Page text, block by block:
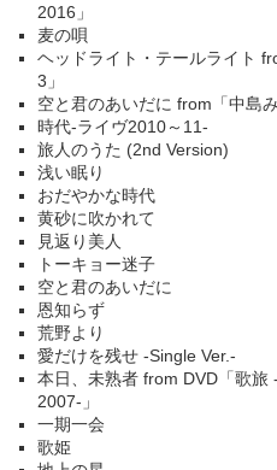
2016」
麦の唄
ヘッドライト・テールライト
3」
空と君のあいだに from「中島
時代-ライヴ2010～11-
旅人のうた (2nd Version)
浅い眠り
おだやかな時代
黄砂に吹かれて
見返り美人
トーキョー迷子
空と君のあいだに
恩知らず
荒野より
愛だけを残せ -Single Ver.-
本日、未熟者 from DVD「歌旅
2007-」
一期一会
歌姫